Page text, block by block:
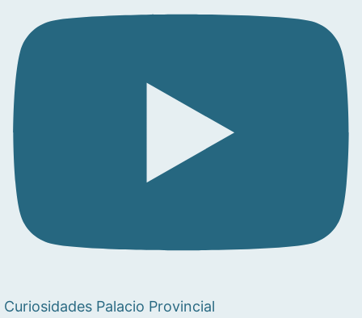
Curiosidades Palacio Provincial